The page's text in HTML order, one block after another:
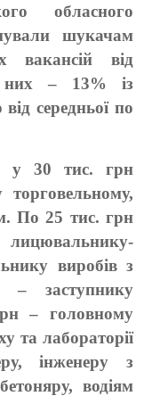
обласного
шукачам
вакансій від
них – 13% із
середньої по
у 30 тис. грн
По 25 тис. грн
лицювальнику-
виробів з
заступнику
– головному
та лабораторії
інженеру з
водіям